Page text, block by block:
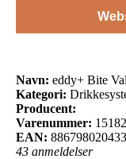
Navn: eddy+ Bite
Kategori:
Producent:
Varenummer:
EAN: 886798020433
43 anmeldelser